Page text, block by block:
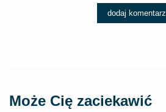
dodaj komentarz
Może Cię zaciekawić